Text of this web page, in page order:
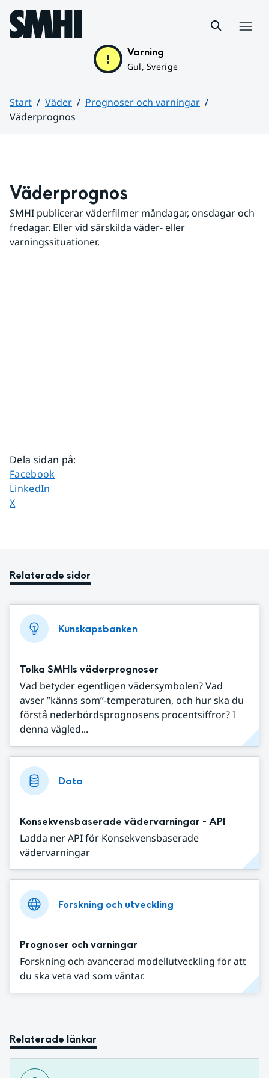
Hoppa till sidans innehåll
Varning
Gul, Sverige
Start Väder
Prognoser och varningar
Väderprognos
Väderprognos
SMHI publicerar väderfilmer måndagar, onsdagar och
fredagar. Eller vid särskilda väder- eller
varningssituationer.
Dela sidan på:
Dela sidan på
Facebook
Dela sidan på
LinkedIn
Dela sidan på
X
Relaterade sidor
Kunskapsbanken
Tolka SMHIs väderprognoser
Vad betyder egentligen vädersymbolen? Vad
avser ”känns som”-temperaturen, och hur ska du
förstå nederbördsprognosens procentsiffror? I
denna vägled...
Data
Konsekvensbaserade vädervarningar - API
Ladda ner API för Konsekvensbaserade
vädervarningar
Forskning och utveckling
Prognoser och varningar
Forskning och avancerad modellutveckling för att
du ska veta vad som väntar.
Relaterade länkar